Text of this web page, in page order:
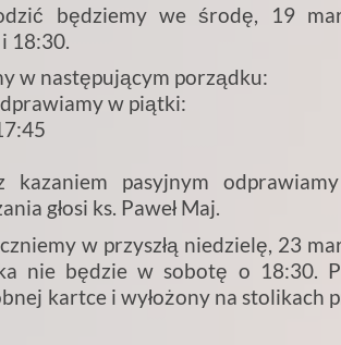
będziemy we środę, 19
18:30.
w następującym porządku:
w piątki:
pasyjnym
głosi ks. Paweł Maj.
w przyszłą niedzielę, 23
nie będzie w sobotę o 18:30.
kartce i wyłożony na stolikach